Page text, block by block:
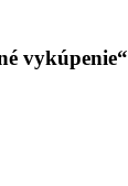
vykúpenie“